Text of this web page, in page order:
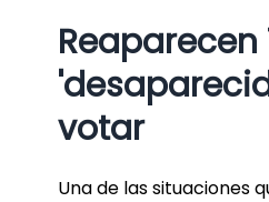
Reaparecen
votar
Una de las situaciones